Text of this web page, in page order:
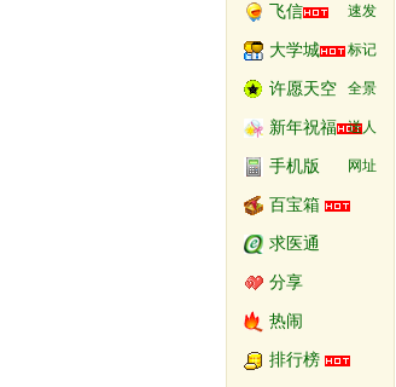
飞信 速发
大学城 标记
许愿天空 全景
新年祝福 送人
手机版 网址
百宝箱
求医通
分享
热闹
排行榜